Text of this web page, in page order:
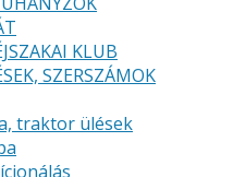
KLUB
SZERSZÁMOK
traktor ülések